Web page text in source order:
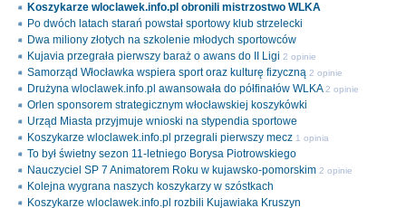
Koszykarze wloclawek.info.pl obronili mistrzostwo WLKA
Po dwóch latach starań powstał sportowy klub strzelecki
Dwa miliony złotych na szkolenie młodych sportowców
Kujavia przegrała pierwszy baraż o awans do II Ligi 2 opinie
Samorząd Włocławka wspiera sport oraz kulturę fizyczną 2 opinie
Drużyna wloclawek.info.pl awansowała do półfinałów WLKA 2 opinie
Orlen sponsorem strategicznym włocławskiej koszykówki
Urząd Miasta przyjmuje wnioski na stypendia sportowe
Koszykarze wloclawek.info.pl przegrali pierwszy mecz 1 opinia
To był świetny sezon 11-letniego Borysa Piotrowskiego
Nauczyciel SP 7 Animatorem Roku w kujawsko-pomorskim 2 opinie
Kolejna wygrana naszych koszykarzy w szóstkach
Koszykarze wloclawek.info.pl rozbili Kujawiaka Kruszyn